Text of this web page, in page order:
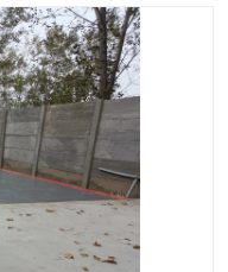
纸打包机
品烘干机
送机
自动输送机